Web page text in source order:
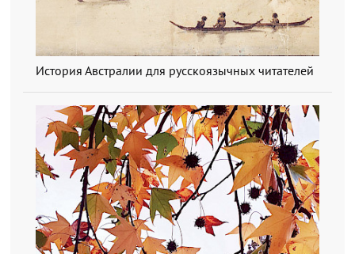
История Австралии для русскоязычных читателей